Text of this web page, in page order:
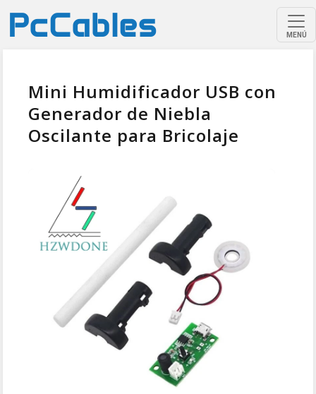
MENÚ
Mini Humidificador USB con
Generador de Niebla
Oscilante para Bricolaje